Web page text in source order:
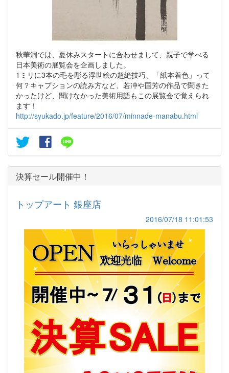
秋華洞では、夏休みスタートに合わせまして、親子で学べる
日本美術の展覧会を企画しました。
1ミリに3本の毛を彫る浮世絵の超絶技巧、「紙本着色」って
何？キャプションの読み方など、若冲や国芳の作品で聞きた
かったけど、聞けなかった美術用語もこの展覧会で覚えられ
ます！
http://syukado.jp/feature/2016/07/minnade-manabu.html
決算セール開催中！
トップアート 銀座店
2016/07/18 11:01:53